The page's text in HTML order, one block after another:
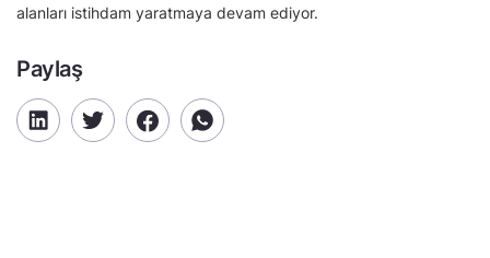
alanları istihdam yaratmaya devam ediyor.
Paylaş